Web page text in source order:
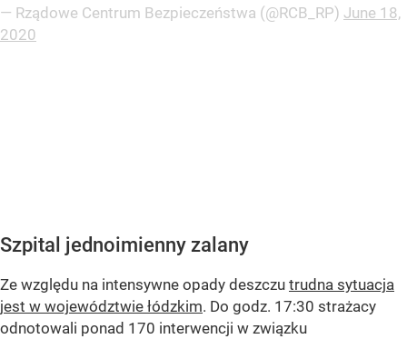
— Rządowe Centrum Bezpieczeństwa (@RCB_RP) June 18,
2020
Szpital jednoimienny zalany
Ze względu na intensywne opady deszczu trudna sytuacja
jest w województwie łódzkim. Do godz. 17:30 strażacy
odnotowali ponad 170 interwencji w związku